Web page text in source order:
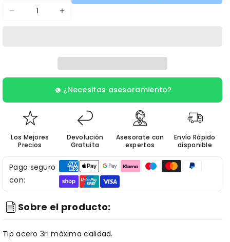
Reducir
Aumentar
TIPS
ACERO
3RL
¿Necesitas asesoramiento?
Los Mejores
Precios
Devolución
Gratuita
Asesorate con
expertos
Envío Rápido
disponible
Pago seguro
con:
Sobre el producto:
Tip acero 3rl máxima calidad.